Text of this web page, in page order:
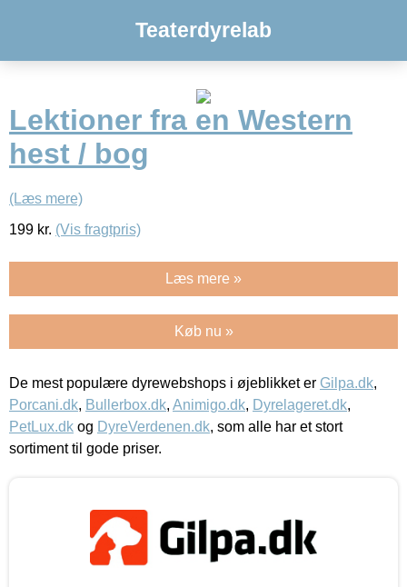
Teaterdyrelab
Lektioner fra en Western
hest / bog
(Læs mere)
199 kr. (Vis fragtpris)
Læs mere »
Køb nu »
De mest populære dyrewebshops i øjeblikket er Gilpa.dk,
Porcani.dk, Bullerbox.dk, Animigo.dk, Dyrelageret.dk,
PetLux.dk og DyreVerdenen.dk, som alle har et stort
sortiment til gode priser.